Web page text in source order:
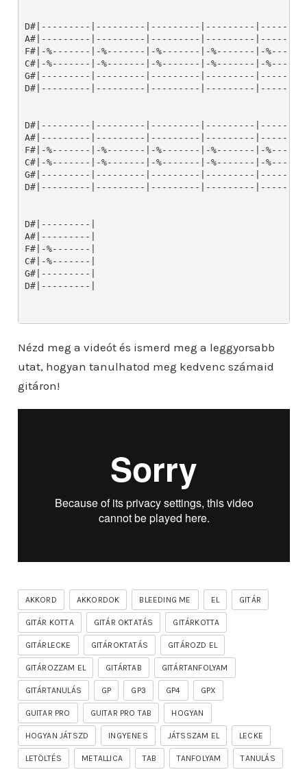
Nézd meg a videót és ismerd meg a leggyorsabb
utat, hogyan tanulhatod meg kedvenc számaid
gitáron!
AKKORD AKKORDOK BLEEDING ME EL GITÁR
GITÁR KOTTA GITÁR OKTATÁS GITÁRKOTTA
GITÁRLECKE GITÁROKTATÁS GITÁROZD EL
GITÁROZZAM EL GITÁRTAB GITÁRTANFOLYAM
GITÁRTANULÁS GP GP3 GP4 GPX
GUITAR PRO GUITAR PRO TAB HOGYAN
HOGYAN JÁTSZD INGYENES JÁTSSZAM EL LECKE
LETÖLTÉS METALLICA TAB TANFOLYAM TANULÁS